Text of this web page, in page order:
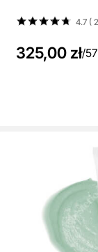
4.7 (
325,00 zł/